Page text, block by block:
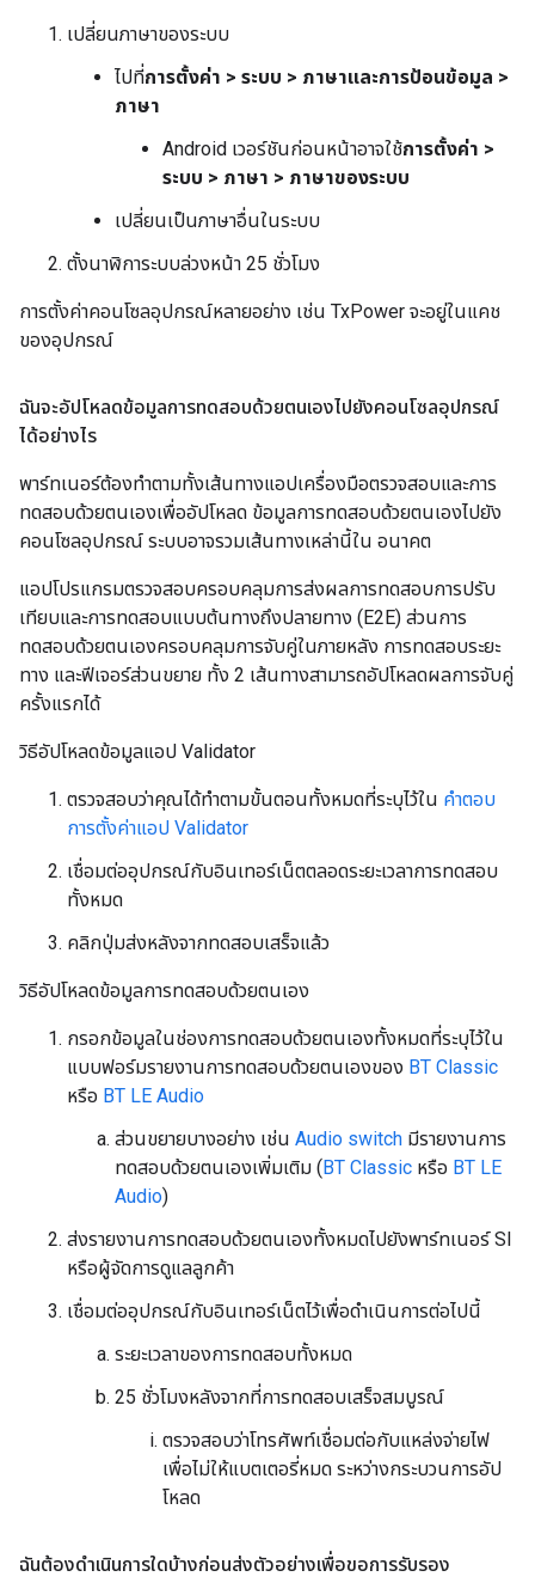
เปลี่ยนภาษาของระบบ
ไปที่การตั้งค่า > ระบบ > ภาษาและการป้อนข้อมูล >
ภาษา
Android เวอร์ชันก่อนหน้าอาจใช้การตั้งค่า >
ระบบ > ภาษา > ภาษาของระบบ
เปลี่ยนเป็นภาษาอื่นในระบบ
ตั้งนาฬิการะบบล่วงหน้า 25 ชั่วโมง
การตั้งค่าคอนโซลอุปกรณ์หลายอย่าง เช่น TxPower จะอยู่ในแคช
ของอุปกรณ์
ฉันจะอัปโหลดข้อมูลการทดสอบด้วยตนเองไปยังคอนโซลอุปกรณ์
ได้อย่างไร
พาร์ทเนอร์ต้องทำตามทั้งเส้นทางแอปเครื่องมือตรวจสอบและการ
ทดสอบด้วยตนเองเพื่ออัปโหลด ข้อมูลการทดสอบด้วยตนเองไปยัง
คอนโซลอุปกรณ์ ระบบอาจรวมเส้นทางเหล่านี้ใน อนาคต
แอปโปรแกรมตรวจสอบครอบคลุมการส่งผลการทดสอบการปรับ
เทียบและการทดสอบแบบต้นทางถึงปลายทาง (E2E) ส่วนการ
ทดสอบด้วยตนเองครอบคลุมการจับคู่ในภายหลัง การทดสอบระยะ
ทาง และฟีเจอร์ส่วนขยาย ทั้ง 2 เส้นทางสามารถอัปโหลดผลการจับคู่
ครั้งแรกได้
วิธีอัปโหลดข้อมูลแอป Validator
ตรวจสอบว่าคุณได้ทำตามขั้นตอนทั้งหมดที่ระบุไว้ใน คำตอบ
การตั้งค่าแอป Validator
เชื่อมต่ออุปกรณ์กับอินเทอร์เน็ตตลอดระยะเวลาการทดสอบ
ทั้งหมด
คลิกปุ่มส่งหลังจากทดสอบเสร็จแล้ว
วิธีอัปโหลดข้อมูลการทดสอบด้วยตนเอง
กรอกข้อมูลในช่องการทดสอบด้วยตนเองทั้งหมดที่ระบุไว้ใน
แบบฟอร์มรายงานการทดสอบด้วยตนเองของ BT Classic
หรือ BT LE Audio
ส่วนขยายบางอย่าง เช่น Audio switch มีรายงานการ
ทดสอบด้วยตนเองเพิ่มเติม (BT Classic หรือ BT LE
Audio)
ส่งรายงานการทดสอบด้วยตนเองทั้งหมดไปยังพาร์ทเนอร์ SI
หรือผู้จัดการดูแลลูกค้า
เชื่อมต่ออุปกรณ์กับอินเทอร์เน็ตไว้เพื่อดำเนินการต่อไปนี้
ระยะเวลาของการทดสอบทั้งหมด
25 ชั่วโมงหลังจากที่การทดสอบเสร็จสมบูรณ์
ตรวจสอบว่าโทรศัพท์เชื่อมต่อกับแหล่งจ่ายไฟ
เพื่อไม่ให้แบตเตอรี่หมด ระหว่างกระบวนการอัป
โหลด
ฉันต้องดำเนินการใดบ้างก่อนส่งตัวอย่างเพื่อขอการรับรอง